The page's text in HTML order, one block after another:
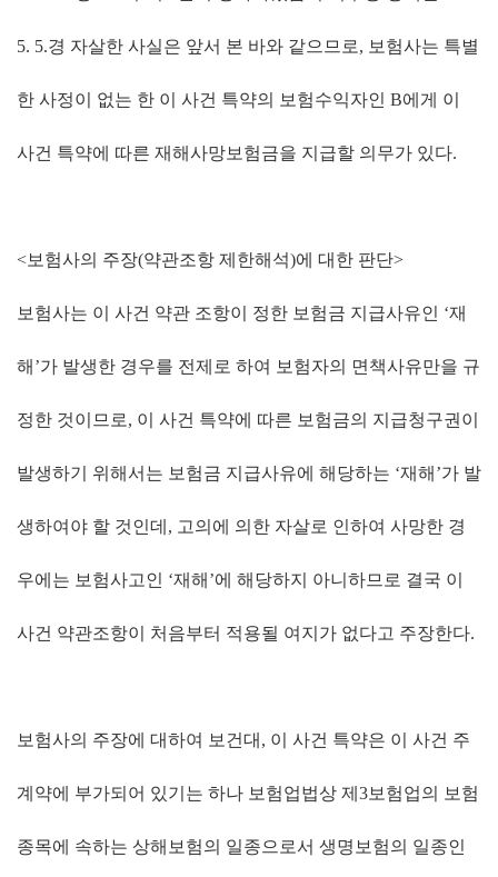
5. 5.경 자살한 사실은 앞서 본 바와 같으므로, 보험사는 특별
한 사정이 없는 한 이 사건 특약의 보험수익자인 B에게 이
사건 특약에 따른 재해사망보험금을 지급할 의무가 있다.
<보험사의 주장(약관조항 제한해석)에 대한 판단>
보험사는 이 사건 약관 조항이 정한 보험금 지급사유인 ‘재
해 ’가 발생한 경우를 전제로 하여 보험자의 면책사유만을 규
정한 것이므로, 이 사건 특약에 따른 보험금의 지급청구권이
발생하기 위해서는 보험금 지급사유에 해당하는 ‘재해 ’가 발
생하여야 할 것인데 , 고의에 의한 자살로 인하여 사망한 경
우에는 보험사고인 ‘재해 ’에 해당하지 아니하므로 결국 이
사건 약관조항이 처음부터 적용될 여지가 없다고 주장한다.
보험사의 주장에 대하여 보건대 , 이 사건 특약은 이 사건 주
계약에 부가되어 있기는 하나 보험업법상 제 3보험업의 보험
종목에 속하는 상해보험의 일종으로서 생명보험의 일종인